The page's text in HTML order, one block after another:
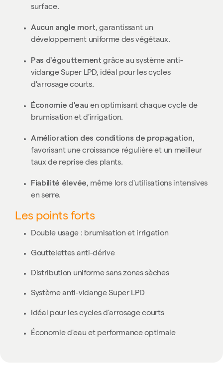
surface.
Aucun angle mort, garantissant un
développement uniforme des végétaux.
Pas d'égouttement grâce au système anti-
vidange Super LPD, idéal pour les cycles
d'arrosage courts.
Économie d'eau en optimisant chaque cycle de
brumisation et d'irrigation.
Amélioration des conditions de propagation,
favorisant une croissance régulière et un meilleur
taux de reprise des plants.
Fiabilité élevée, même lors d'utilisations intensives
en serre.
Les points forts
Double usage : brumisation et irrigation
Gouttelettes anti-dérive
Distribution uniforme sans zones sèches
Système anti-vidange Super LPD
Idéal pour les cycles d'arrosage courts
Économie d'eau et performance optimale